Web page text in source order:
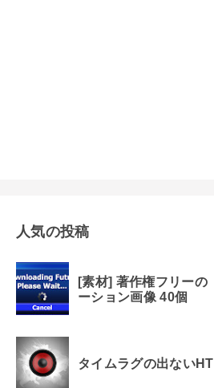
人気の投稿
[素材] 著作権フリー
ーション画像 40個
タイムラグの出ない